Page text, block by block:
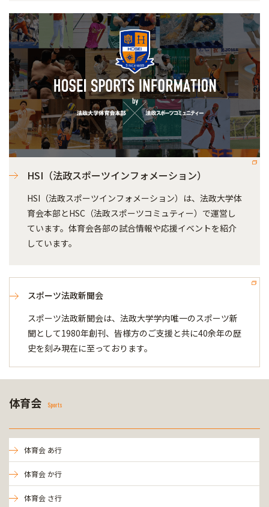
HSI（法政スポーツインフォメーション）
HSI（法政スポーツインフォメーション）は、法政大学体
育会本部とHSC（法政スポーツコミュティー）で運営し
ています。体育会各部の試合情報や応援イベントを紹介
しています。
スポーツ法政新聞会
スポーツ法政新聞会は、法政大学学内唯一のスポーツ新
聞として1980年創刊、皆様方のご支援と共に40余年の歴
史を刻み現在に至っております。
体育会 Sports
体育会 あ行
体育会 か行
体育会 さ行